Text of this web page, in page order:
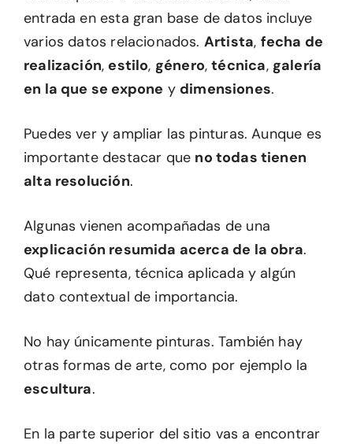
entrada en esta gran base de datos incluye
varios datos relacionados. Artista, fecha de
realización, estilo, género,técnica, galería
en la que se expone y dimensiones.
Puedes ver y ampliar las pinturas. Aunque es
importante destacar que no todas tienen
alta resolución.
Algunas vienen acompañadas de una
explicación resumida acerca de la obra.
Qué representa, técnica aplicada y algún
dato contextual de importancia.
No hay únicamente pinturas. También hay
otras formas de arte, como por ejemplo la
escultura.
En la parte superior del sitio vas a encontrar